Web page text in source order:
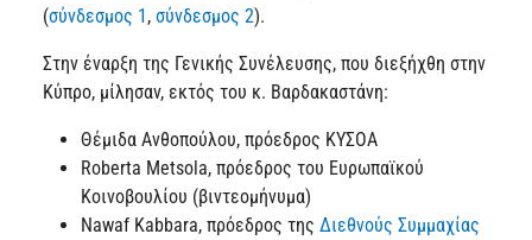
(σύνδεσμος 1 , σύνδεσμος 2).
Στην έναρξη της Γενικής Συνέλευσης, που διεξήχθη στην
Κύπρο, μίλησαν, εκτός του κ. Βαρδακαστάνη:
Θέμιδα Ανθοπούλου, πρόεδρος ΚΥΣΟΑ
Roberta Metsola, πρόεδρος του Ευρωπαϊκού
Κοινοβουλίου (βιντεομήνυμα)
Nawaf Kabbara, πρόεδρος της Διεθνούς Συμμαχίας